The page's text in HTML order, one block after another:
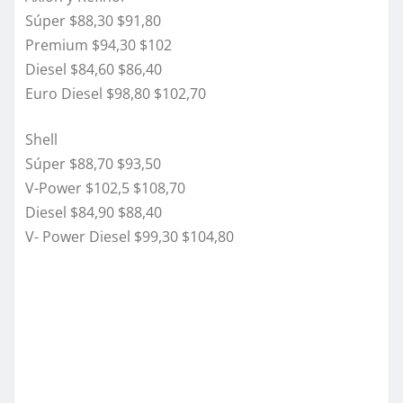
Súper $88,30 $91,80
Premium $94,30 $102
Diesel $84,60 $86,40
Euro Diesel $98,80 $102,70
Shell
Súper $88,70 $93,50
V-Power $102,5 $108,70
Diesel $84,90 $88,40
V- Power Diesel $99,30 $104,80